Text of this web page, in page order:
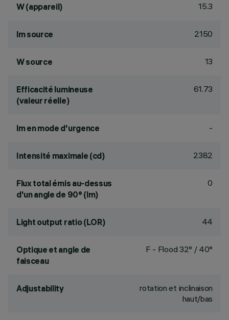
W (appareil) 15.3
lm source 2150
W source 13
Efficacité lumineuse
(valeur réelle)
61.73
lm en mode d'urgence -
Intensité maximale (cd) 2382
Flux total émis au-dessus
d'un angle de 90° (lm)
0
Light output ratio (LOR) 44
Optique et angle de
faisceau
F - Flood 32° / 40°
Adjustability
rotation et inclinaison
haut/bas